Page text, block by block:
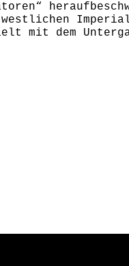
mit dem